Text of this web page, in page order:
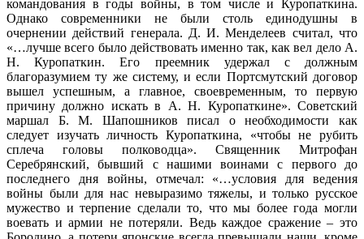
командования в годы войны, в том числе и Куропаткина.
Однако современники не были столь единодушны в
очернении действий генерала. Д. И. Менделеев считал, что
«…лучше всего было действовать именно так, как вел дело А.
Н. Куропаткин. Его преемник удержал с должным
благоразумием ту же систему, и если Портсмутский договор
вышел успешным, а главное, своевременным, то первую
причину должно искать в А. Н. Куропаткине». Советский
маршал Б. М. Шапошников писал о необходимости как
следует изучать личность Куропаткина, «чтобы не рубить
сплеча головы полководца». Священник Митрофан
Серебрянский, бывший с нашими воинами с первого до
последнего дня войны, отмечал: «…условия для ведения
войны были для нас невыразимо тяжелы, и только русское
мужество и терпение сделали то, что мы более года могли
воевать и армии не потеряли. Ведь каждое сражение – это